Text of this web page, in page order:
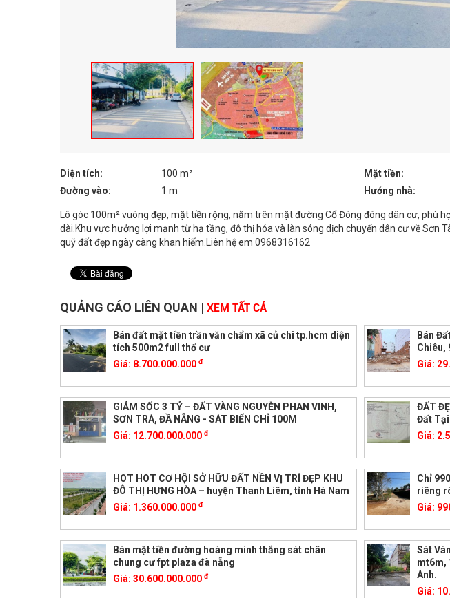
Diện tích: 100 m² Mặt tiền:
Đường vào:
1 m Hướng nhà:
Lô góc 100m² vuông đẹp, mặt tiền rộng, nằm trên mặt đường Cổ Đông đông dân cư, phù
dài.Khu vực hưởng lợi mạnh từ hạ tầng, đô thị hóa và làn sóng dịch chuyển dân cư về Sơn
quỹ đất đẹp ngày càng khan hiếm.Liên hệ em 0968316162
QUẢNG CÁO LIÊN QUAN | XEM TẤT CẢ
Bán đất mặt tiền trần văn chẩm xã củ chi tp.hcm diện
tích 500m2 full thổ cư
Giá: 8.700.000.000 đ
Bán
Chiêu,
Giá:
GIẢM SỐC 3 TỶ – ĐẤT VÀNG NGUYỄN PHAN VINH,
SƠN TRÀ, ĐẦ NẴNG - SÁT BIỂN CHỈ 100M
Giá: 12.700.000.000 đ
ĐẤT
Đất Tại
Giá:
HOT HOT CƠ HỘI SỞ HỮU ĐẤT NỀN VỊ TRÍ ĐẸP KHU
ĐÔ THỊ HƯNG HÒA – huyện Thanh Liêm, tỉnh Hà Nam
Giá: 1.360.000.000 đ
Chỉ
riêng
Giá:
Bán mặt tiền đường hoàng minh thắng sát chân
chung cư fpt plaza đà nẵng
Giá: 30.600.000.000 đ
Sát
mt6m,
Anh.
Giá: